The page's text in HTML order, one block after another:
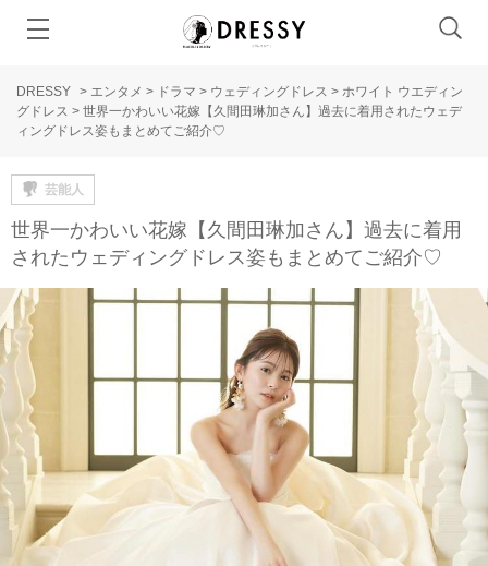
DRESSY > エンタメ > ドラマ > ウェディングドレス > ホワイト ウエディン
グドレス > 世界一かわいい花嫁【久間田琳加さん】過去に着用されたウェデ
ィングドレス姿もまとめてご紹介♡
芸能人
世界一かわいい花嫁【久間田琳加さん】過去に着用
されたウェディングドレス姿もまとめてご紹介♡